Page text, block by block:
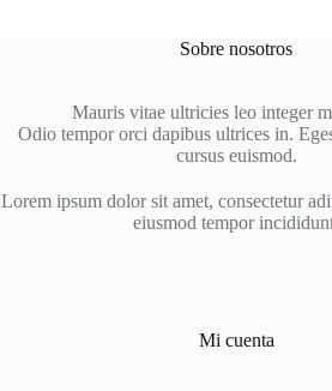
Las
pueden
elegir
en
página
de
producto
Sobre nosotros
Mauris vitae ultricies leo integer
Odio tempor orci dapibus ultrices in.
cursus euismod.
Lorem ipsum dolor sit amet, consectetur
eiusmod tempor
Mi cuenta